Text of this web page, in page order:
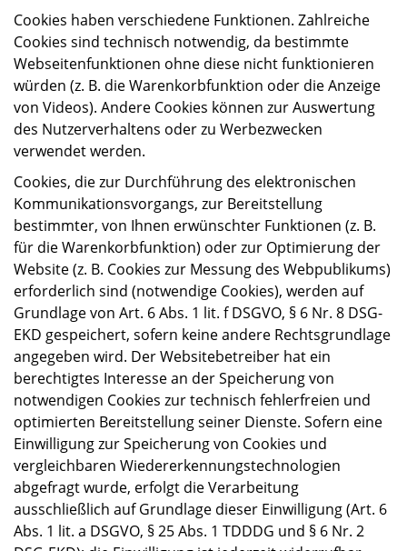
Cookies haben verschiedene Funktionen. Zahlreiche
Cookies sind technisch notwendig, da bestimmte
Webseitenfunktionen ohne diese nicht funktionieren
würden (z. B. die Warenkorbfunktion oder die Anzeige
von Videos). Andere Cookies können zur Auswertung
des Nutzerverhaltens oder zu Werbezwecken
verwendet werden.
Cookies, die zur Durchführung des elektronischen
Kommunikationsvorgangs, zur Bereitstellung
bestimmter, von Ihnen erwünschter Funktionen (z. B.
für die Warenkorbfunktion) oder zur Optimierung der
Website (z. B. Cookies zur Messung des Webpublikums)
erforderlich sind (notwendige Cookies), werden auf
Grundlage von Art. 6 Abs. 1 lit. f DSGVO, § 6 Nr. 8 DSG-
EKD gespeichert, sofern keine andere Rechtsgrundlage
angegeben wird. Der Websitebetreiber hat ein
berechtigtes Interesse an der Speicherung von
notwendigen Cookies zur technisch fehlerfreien und
optimierten Bereitstellung seiner Dienste. Sofern eine
Einwilligung zur Speicherung von Cookies und
vergleichbaren Wiedererkennungstechnologien
abgefragt wurde, erfolgt die Verarbeitung
ausschließlich auf Grundlage dieser Einwilligung (Art. 6
Abs. 1 lit. a DSGVO, § 25 Abs. 1 TDDDG und § 6 Nr. 2